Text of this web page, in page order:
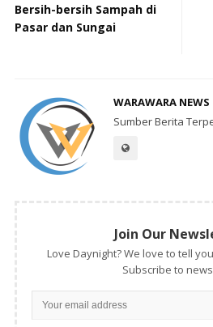
Bersih-bersih Sampah di
Pasar dan Sungai
WARAWARA NEWS
Sumber Berita
Join Our
Love Daynight? We love to tell
Subscribe to